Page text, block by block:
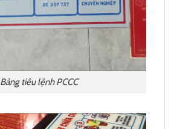
Bảng tiêu lệnh PCCC